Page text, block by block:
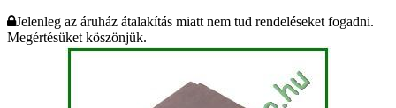
Jelenleg az áruház átalakítás miatt nem tud rendeléseket fogadni.
Megértésüket köszönjük.